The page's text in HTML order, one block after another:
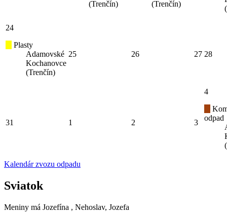
(Trenčín)
(Trenčín)
24
Plasty
Adamovské
Kochanovce
(Trenčín)
25 26 27 28
31 1 2 3
4
odpad
Kalendár zvozu odpadu
Sviatok
Meniny má Jozefína , Nehoslav, Jozefa